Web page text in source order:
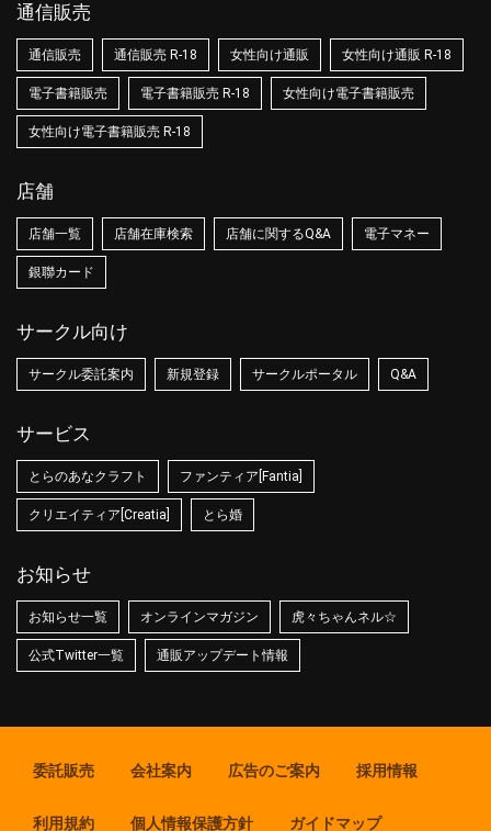
通信販売
通信販売 通信販売 R-18 女性向け通販 女性向け通販 R-18
電子書籍販売 電子書籍販売 R-18 女性向け電子書籍販売
女性向け電子書籍販売 R-18
店舗
店舗一覧 店舗在庫検索 店舗に関するQ&A 電子マネー
銀聯カード
サークル向け
サークル委託案内 新規登録 サークルポータル Q&A
サービス
とらのあなクラフト ファンティア[Fantia]
クリエイティア[Creatia] とら婚
お知らせ
お知らせ一覧 オンラインマガジン 虎々ちゃんネル☆
公式Twitter一覧 通販アップデート情報
委託販売 会社案内 広告のご案内 採用情報
利用規約 個人情報保護方針 ガイドマップ